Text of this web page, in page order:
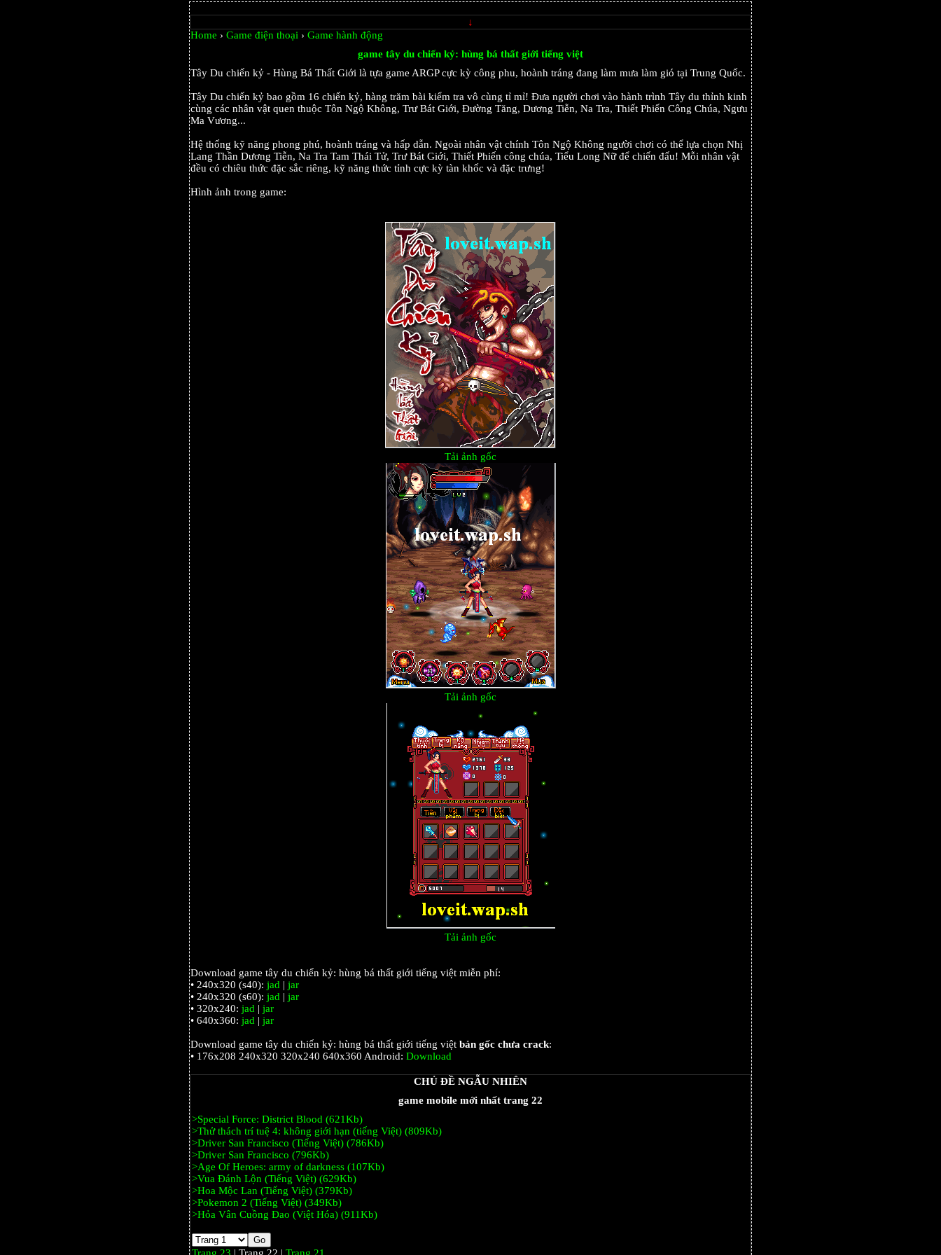
↓
Home › Game điện thoại › Game hành động
game tây du chiến kỷ: hùng bá thất giới tiếng việt
Tây Du chiến kỷ - Hùng Bá Thất Giới là tựa game ARGP cực kỳ công phu, hoành tráng đang làm mưa làm gió tại Trung Quốc.
Tây Du chiến kỷ bao gồm 16 chiến kỷ, hàng trăm bài kiểm tra vô cùng tỉ mỉ! Đưa người chơi vào hành trình Tây du thỉnh kinh
cùng các nhân vật quen thuộc Tôn Ngộ Không, Trư Bát Giới, Đường Tăng, Dương Tiễn, Na Tra, Thiết Phiến Công Chúa, Ngưu
Ma Vương...
Hệ thống kỹ năng phong phú, hoành tráng và hấp dẫn. Ngoài nhân vật chính Tôn Ngộ Không người chơi có thể lựa chọn Nhị
Lang Thần Dương Tiễn, Na Tra Tam Thái Tử, Trư Bát Giới, Thiết Phiến công chúa, Tiểu Long Nữ để chiến đấu! Mỗi nhân vật
đều có chiêu thức đặc sắc riêng, kỹ năng thức tỉnh cực kỳ tàn khốc và đặc trưng!
Hình ảnh trong game:
Tải ảnh gốc
Tải ảnh gốc
Tải ảnh gốc
Download game tây du chiến kỷ: hùng bá thất giới tiếng việt miễn phí:
• 240x320 (s40): jad | jar
• 240x320 (s60): jad | jar
• 320x240: jad | jar
• 640x360: jad | jar
Download game tây du chiến kỷ: hùng bá thất giới tiếng việt bản gốc chưa crack:
• 176x208 240x320 320x240 640x360 Android: Download
CHỦ ĐỀ NGẪU NHIÊN
game mobile mới nhất trang 22
>Special Force: District Blood (621Kb)
>Thử thách trí tuệ 4: không giới hạn (tiếng Việt) (809Kb)
>Driver San Francisco (Tiếng Việt) (786Kb)
>Driver San Francisco (796Kb)
>Age Of Heroes: army of darkness (107Kb)
>Vua Đánh Lộn (Tiếng Việt) (629Kb)
>Hoa Mộc Lan (Tiếng Việt) (379Kb)
>Pokemon 2 (Tiếng Việt) (349Kb)
>Hỏa Vân Cuồng Đao (Việt Hóa) (911Kb)